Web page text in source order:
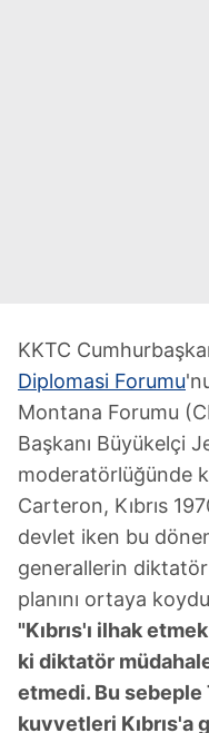
KKTC
Diplomasi Forumu
Montana Forumu
Başkanı Büyükelçi
moderatörlüğünde
Carteron, Kıbrıs
devlet iken bu
generallerin diktatör
planını ortaya
"Kıbrıs'ı ilhak
ki diktatör
etmedi. Bu sebeple
kuvvetleri Kıbrıs'a